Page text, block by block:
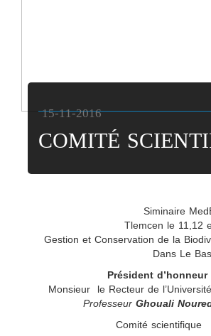
15-11-2016
COMITÉ
Siminaire
Tlemcen le 11,12
Gestion et Conservation de la
Dans Le
Président d’honneur
Monsieur le Recteur de
ProfesseurGhouali
Comité scientifique